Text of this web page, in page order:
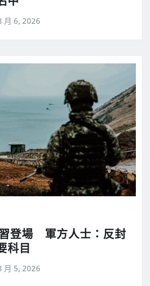
月 6, 2026
登場 軍方人士：反封
科目
月 5, 2026